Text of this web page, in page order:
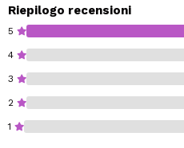
Riepilogo recensioni
5
4
3
2
1